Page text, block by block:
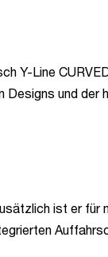
Y-Line
und
ist er